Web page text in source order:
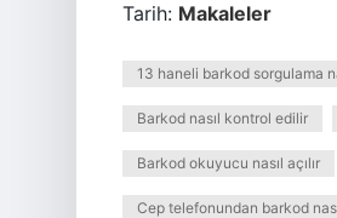
Tarih: Makaleler
13 haneli barkod sorgulama
Barkod nasıl kontrol edilir
Barkod okuyucu nasıl açılır
Cep telefonundan barkod